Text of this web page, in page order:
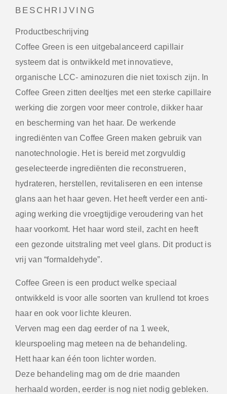
BESCHRIJVING
Productbeschrijving
Coffee Green is een uitgebalanceerd capillair
systeem dat is ontwikkeld met innovatieve,
organische LCC- aminozuren die niet toxisch zijn. In
Coffee Green zitten deeltjes met een sterke capillaire
werking die zorgen voor meer controle, dikker haar
en bescherming van het haar. De werkende
ingrediënten van Coffee Green maken gebruik van
nanotechnologie. Het is bereid met zorgvuldig
geselecteerde ingrediënten die reconstrueren,
hydrateren, herstellen, revitaliseren en een intense
glans aan het haar geven. Het heeft verder een anti-
aging werking die vroegtijdige veroudering van het
haar voorkomt. Het haar word steil, zacht en heeft
een gezonde uitstraling met veel glans. Dit product is
vrij van “formaldehyde”.
Coffee Green is een product welke speciaal
ontwikkeld is voor alle soorten van krullend tot kroes
haar en ook voor lichte kleuren.
Verven mag een dag eerder of na 1 week,
kleurspoeling mag meteen na de behandeling.
Hett haar kan één toon lichter worden.
Deze behandeling mag om de drie maanden
herhaald worden, eerder is nog niet nodig gebleken.